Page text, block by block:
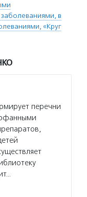
в
«Круг
перечни